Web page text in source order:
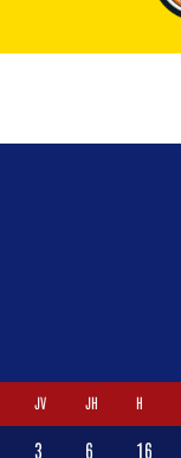
JV JH H
3 6 16